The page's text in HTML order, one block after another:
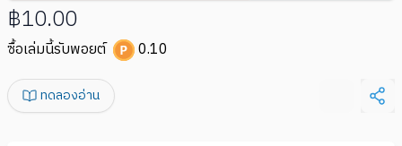
฿10.00
ซื้อเล่มนี้รับพอยต์ 0.10
ทดลองอ่าน